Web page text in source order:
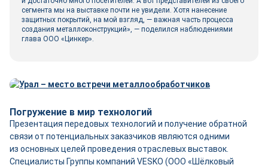
сегмента мы на выставке почти не увидели. Хотя нанесение
защитных покрытий, на мой взгляд, — важная часть процесса
создания металлоконструкций», — поделился наблюдениями
глава ООО «Цинкер».
Погружение в мир технологий
Презентация передовых технологий и получение обратной
связи от потенциальных заказчиков являются одними
из основных целей проведения отраслевых выставок.
Специалисты Группы компаний VESKO (ООО «Шёлковый